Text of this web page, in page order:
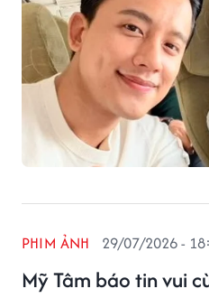
Mỹ Tâm báo tin vui
PHIM ẢNH 29/07/2026 -